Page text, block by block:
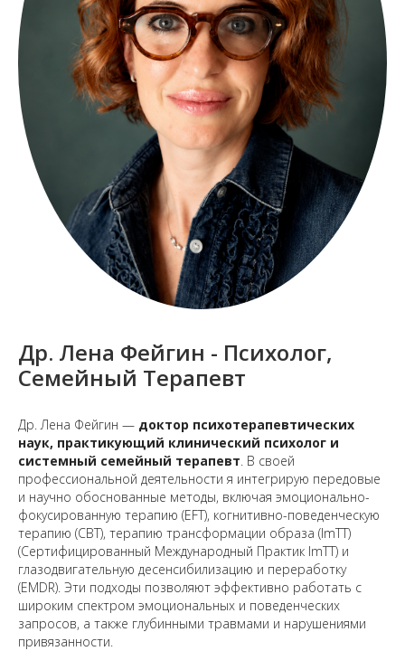
Др. Лена Фейгин - Психолог,
Семейный Терапевт
Др. Лена Фейгин — доктор психотерапевтических
наук, практикующий клинический психолог и
системный семейный терапевт . В своей
профессиональной деятельности я интегрирую передовые
и научно обоснованные методы, включая эмоционально-
фокусированную терапию (EFT), когнитивно-поведенческую
терапию (CBT), терапию трансформации образа (ImTT)
(Сертифицированный Международный Практик ImTT) и
глазодвигательную десенсибилизацию и переработку
(EMDR). Эти подходы позволяют эффективно работать с
широким спектром эмоциональных и поведенческих
запросов, а также глубинными травмами и нарушениями
привязанности.